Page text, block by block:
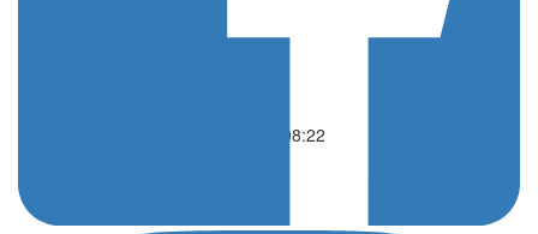
30 Luglio 2024 - 08:22